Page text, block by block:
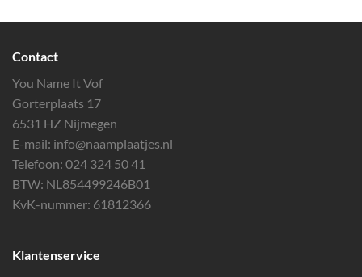
Contact
You Name It Vof
Gorterplaats 17
6531 HZ Nijmegen
E-mail: info@naamplaatjes.nl
Telefoon: 024 324 50 41
BTW: NL854499246B01
KvK-nummer: 61812366
Klantenservice